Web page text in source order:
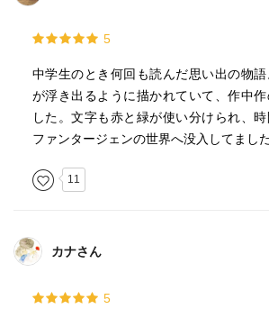
5
中学生のとき何回も読んだ思い出の物
が浮き出るように描かれていて、作中
した。文字も赤と緑が使い分けられ、
ファンタージェンの世界へ没入してました
11
カナさん
5